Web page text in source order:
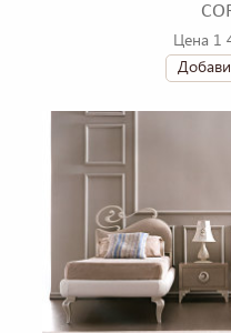
Цена 1